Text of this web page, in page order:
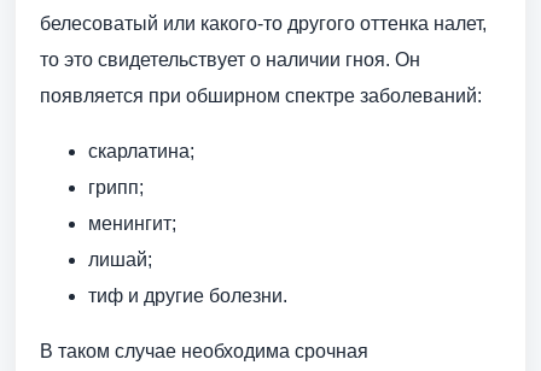
белесоватый или какого-то другого оттенка налет,
то это свидетельствует о наличии гноя. Он
появляется при обширном спектре заболеваний:
скарлатина;
грипп;
менингит;
лишай;
тиф и другие болезни.
В таком случае необходима срочная